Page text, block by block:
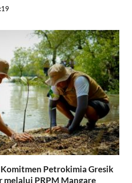
Petrokimia Gresik
melalui PRPM Mangare